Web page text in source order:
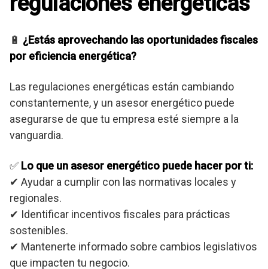
🔋 ¿Estás aprovechando las oportunidades fiscales
por eficiencia energética?
Las regulaciones energéticas están cambiando
constantemente, y un asesor energético puede
asegurarse de que tu empresa esté siempre a la
vanguardia.
✅ Lo que un asesor energético puede hacer por ti:
✔ Ayudar a cumplir con las normativas locales y
regionales.
✔ Identificar incentivos fiscales para prácticas
sostenibles.
✔ Mantenerte informado sobre cambios legislativos
que impacten tu negocio.